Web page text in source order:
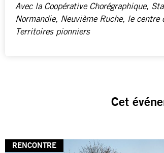
Avec la Coopérative Chorégraphique,
Normandie, Neuvième Ruche, le
Territoires pionniers
Cet
RENCONTRE